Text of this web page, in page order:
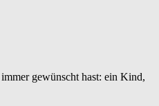
gewünscht hast: ein Kind,